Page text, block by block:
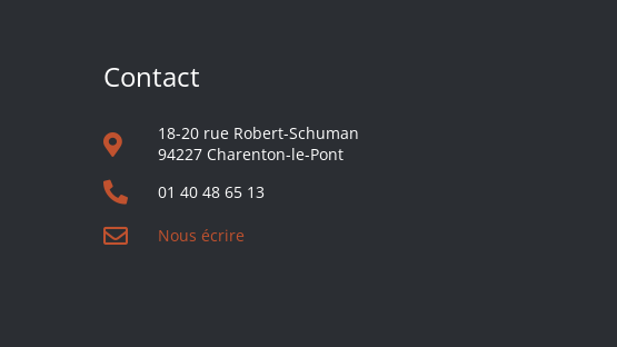
Contact
18-20 rue Robert-Schuman
94227 Charenton-le-Pont
01 40 48 65 13
Nous écrire